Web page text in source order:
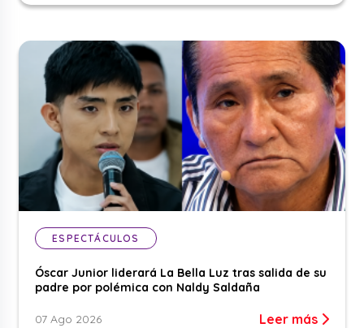
ESPECTÁCULOS
Óscar Junior liderará La Bella Luz tras salida de su
padre por polémica con Naldy Saldaña
07 Ago 2026 Leer más